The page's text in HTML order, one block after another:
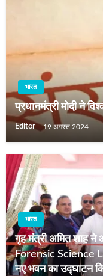
भारत
प्रधानमंत्री मोदी ने
Editor 19 अगस्त 2024
भारत
गृह मंत्री अमित शाह
Forensic Science
नए भवन का उद्घाटन